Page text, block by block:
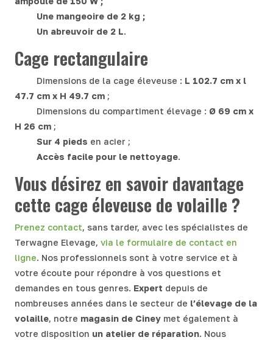
Une mangeoire de 2 kg ;
Un abreuvoir de 2 L.
Cage rectangulaire
Dimensions de la cage éleveuse : L 102.7 cm x l
47.7 cm x H 49.7 cm ;
Dimensions du compartiment élevage : Ø 69 cm x
H 26 cm ;
Sur 4 pieds en acier ;
Accès facile pour le nettoyage.
Vous désirez en savoir davantage
cette cage éleveuse de volaille ?
Prenez contact, sans tarder, avec les spécialistes de
Terwagne Elevage, via le formulaire de contact en
ligne. Nos professionnels sont à votre service et à
votre écoute pour répondre à vos questions et
demandes en tous genres. Expert depuis de
nombreuses années dans le secteur de l’élevage de la
volaille, notre magasin de Ciney met également à
votre disposition un atelier de réparation. Nous